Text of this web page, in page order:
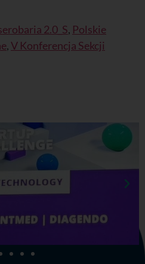
2.0_S, Polskie
,V Konferencja Sekcji